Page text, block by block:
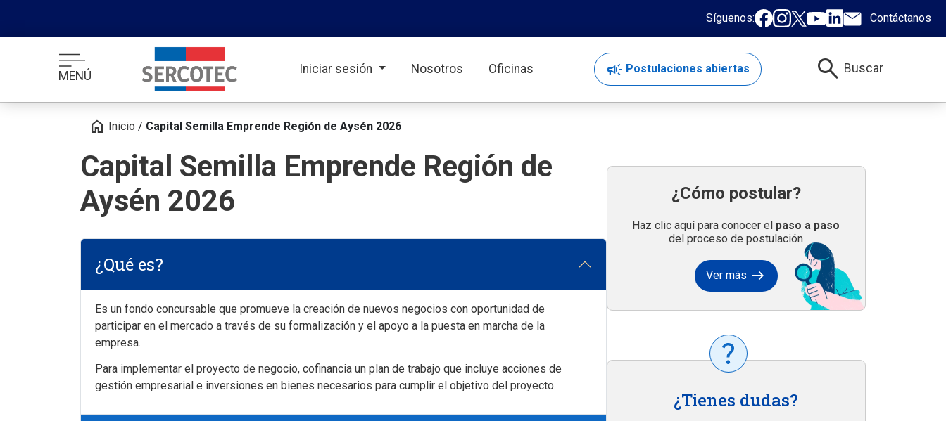
Síguenos: Contáctanos
MENÚ Iniciar sesión Nosotros Oficinas campaign Postulaciones abiertas search Buscar
home Inicio / Capital Semilla Emprende Región de Aysén 2026
Capital Semilla Emprende Región de
Aysén 2026
¿Qué es?
Es un fondo concursable que promueve la creación de nuevos negocios con oportunidad de
participar en el mercado a través de su formalización y el apoyo a la puesta en marcha de la
empresa.
Para implementar el proyecto de negocio, cofinancia un plan de trabajo que incluye acciones de
gestión empresarial e inversiones en bienes necesarios para cumplir el objetivo del proyecto.
¿Cómo postular?
Haz clic aquí para conocer el paso a paso
del proceso de postulación
Ver más arrow_right_alt
¿Tienes dudas?